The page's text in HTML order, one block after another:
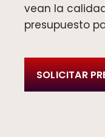
vean la
presupuesto
SOLICITAR